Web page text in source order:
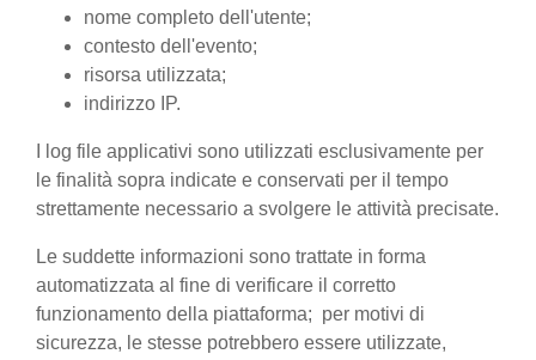
nome completo dell'utente;
contesto dell'evento;
risorsa utilizzata;
indirizzo IP.
I log file applicativi sono utilizzati esclusivamente per
le finalità sopra indicate e conservati per il tempo
strettamente necessario a svolgere le attività precisate.
Le suddette informazioni sono trattate in forma
automatizzata al fine di verificare il corretto
funzionamento della piattaforma; per motivi di
sicurezza, le stesse potrebbero essere utilizzate,